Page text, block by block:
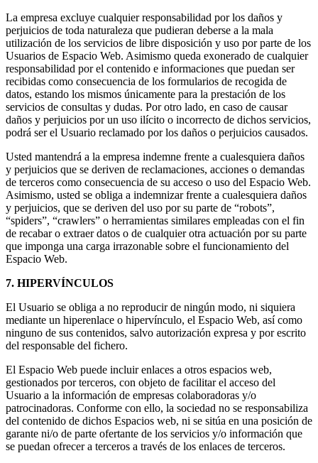
La empresa excluye cualquier responsabilidad por los daños y
perjuicios de toda naturaleza que pudieran deberse a la mala
utilización de los servicios de libre disposición y uso por parte de los
Usuarios de Espacio Web. Asimismo queda exonerado de cualquier
responsabilidad por el contenido e informaciones que puedan ser
recibidas como consecuencia de los formularios de recogida de
datos, estando los mismos únicamente para la prestación de los
servicios de consultas y dudas. Por otro lado, en caso de causar
daños y perjuicios por un uso ilícito o incorrecto de dichos servicios,
podrá ser el Usuario reclamado por los daños o perjuicios causados.
Usted mantendrá a la empresa indemne frente a cualesquiera daños
y perjuicios que se deriven de reclamaciones, acciones o demandas
de terceros como consecuencia de su acceso o uso del Espacio Web.
Asimismo, usted se obliga a indemnizar frente a cualesquiera daños
y perjuicios, que se deriven del uso por su parte de “robots”,
“spiders”, “crawlers” o herramientas similares empleadas con el fin
de recabar o extraer datos o de cualquier otra actuación por su parte
que imponga una carga irrazonable sobre el funcionamiento del
Espacio Web.
7. HIPERVÍNCULOS
El Usuario se obliga a no reproducir de ningún modo, ni siquiera
mediante un hiperenlace o hipervínculo, el Espacio Web, así como
ninguno de sus contenidos, salvo autorización expresa y por escrito
del responsable del fichero.
El Espacio Web puede incluir enlaces a otros espacios web,
gestionados por terceros, con objeto de facilitar el acceso del
Usuario a la información de empresas colaboradoras y/o
patrocinadoras. Conforme con ello, la sociedad no se responsabiliza
del contenido de dichos Espacios web, ni se sitúa en una posición de
garante ni/o de parte ofertante de los servicios y/o información que
se puedan ofrecer a terceros a través de los enlaces de terceros.